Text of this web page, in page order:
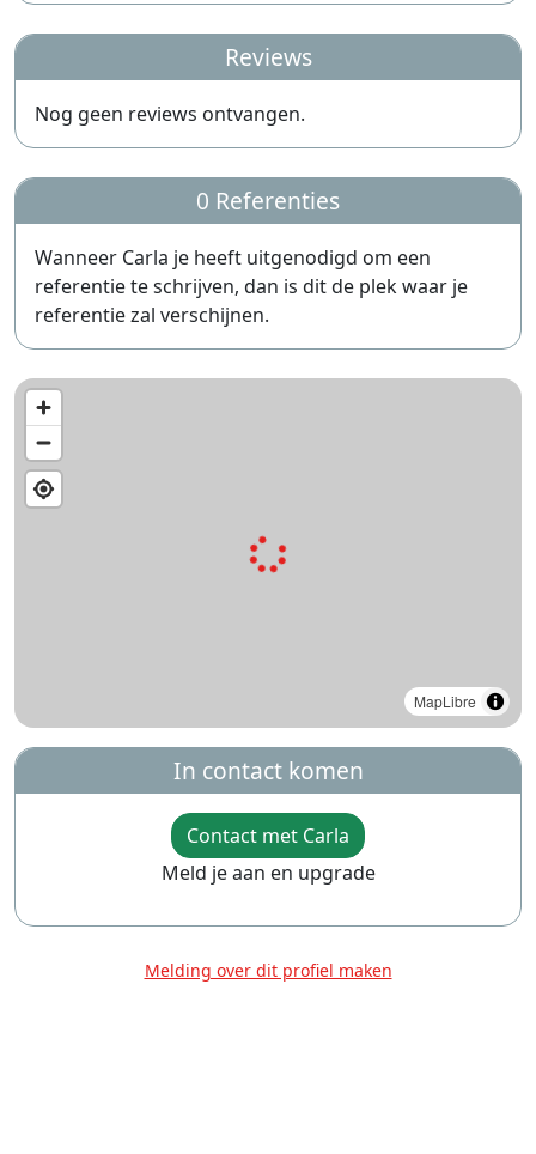
Reviews
Nog geen reviews ontvangen.
0 Referenties
Wanneer Carla je heeft uitgenodigd om een
referentie te schrijven, dan is dit de plek waar je
referentie zal verschijnen.
MapLibre
In contact komen
Contact met Carla
Meld je aan en upgrade
Melding over dit profiel maken